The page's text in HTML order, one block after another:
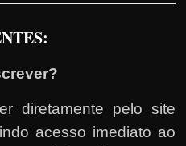
diretamente pelo site
acesso imediato ao